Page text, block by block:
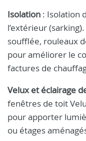
Isolation : Isolation
l’extérieur
soufflée, rouleaux
pour améliorer le
factures de
Velux et éclairage
fenêtres de toit
pour apporter
ou étages